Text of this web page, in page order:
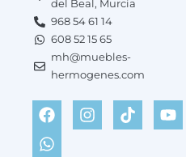
del Beal, Murcia
968 54 61 14
608 52 15 65
mh@muebles-
hermogenes.com
F
a
c
e
I
n
s
T
i
k
Y
o
u
W
h
a
t